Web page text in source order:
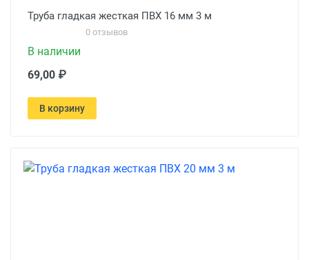
Труба гладкая жесткая ПВХ 16 мм 3 м
0 отзывов
В наличии
69,00 ₽
В корзину